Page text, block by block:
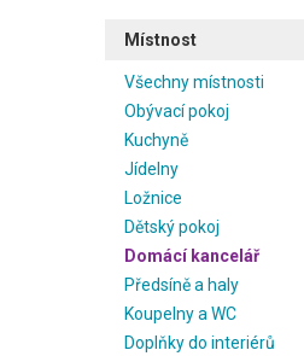
Místnost
Všechny místnosti
Obývací pokoj
Kuchyně
Jídelny
Ložnice
Dětský pokoj
Domácí kancelář
Předsíně a haly
Koupelny a WC
Doplňky do interiérů